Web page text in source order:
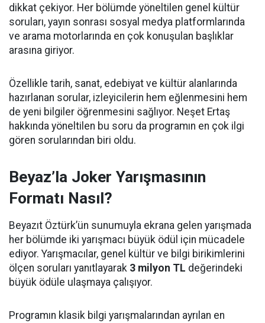
dikkat çekiyor. Her bölümde yöneltilen genel kültür
soruları, yayın sonrası sosyal medya platformlarında
ve arama motorlarında en çok konuşulan başlıklar
arasına giriyor.
Özellikle tarih, sanat, edebiyat ve kültür alanlarında
hazırlanan sorular, izleyicilerin hem eğlenmesini hem
de yeni bilgiler öğrenmesini sağlıyor. Neşet Ertaş
hakkında yöneltilen bu soru da programın en çok ilgi
gören sorularından biri oldu.
Beyaz’la Joker Yarışmasının
Formatı Nasıl?
Beyazıt Öztürk’ün sunumuyla ekrana gelen yarışmada
her bölümde iki yarışmacı büyük ödül için mücadele
ediyor. Yarışmacılar, genel kültür ve bilgi birikimlerini
ölçen soruları yanıtlayarak 3 milyon TL değerindeki
büyük ödüle ulaşmaya çalışıyor.
Programın klasik bilgi yarışmalarından ayrılan en